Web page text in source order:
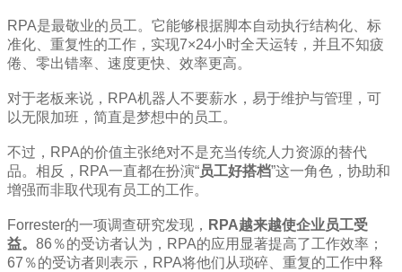
RPA是最敬业的员工。它能够根据脚本自动执行结构化、标
准化、重复性的工作，实现7×24小时全天运转，并且不知疲
倦、零出错率、速度更快、效率更高。
对于老板来说，RPA机器人不要薪水，易于维护与管理，可
以无限加班，简直是梦想中的员工。
不过，RPA的价值主张绝对不是充当传统人力资源的替代
品。相反，RPA一直都在扮演“员工好搭档”这一角色，协助和
增强而非取代现有员工的工作。
Forrester的一项调查研究发现， RPA越来越使企业员工受
益。 86％的受访者认为，RPA的应用显著提高了工作效率；
67％的受访者则表示，RPA将他们从琐碎、重复的工作中释